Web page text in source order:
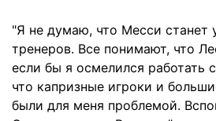
"Я не думаю, что Месси станет
тренеров. Все понимают, что
если бы я осмелился работать
что капризные игроки и
были для меня проблемой.